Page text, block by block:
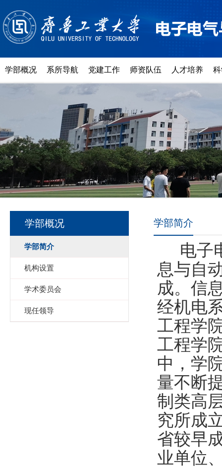
学部概况 系所导航 党建工作 师资队伍 人才培养
学部概况
学部简介
机构设置
学术委员会
现任领导
学部简介
电子
息与自
成。信
经机电
工程学
工程学
中，学
量不断
制类高
究所成
省较早
业单位